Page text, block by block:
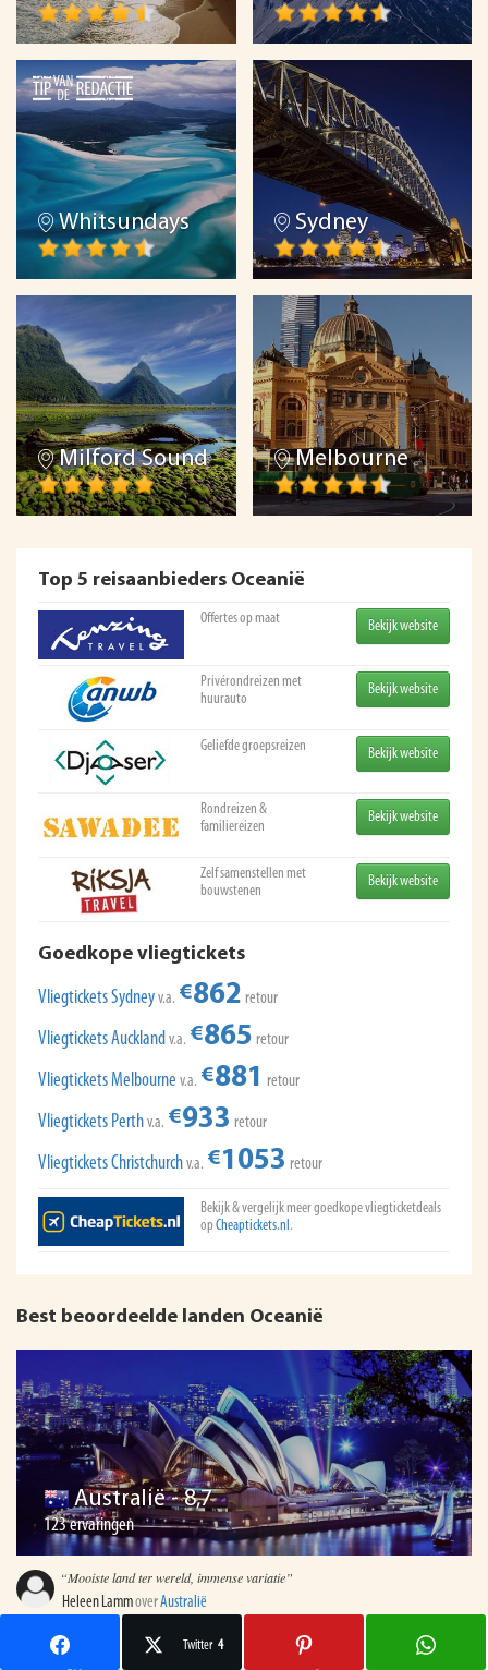
Twitter 4
Whitsundays Sydney
Milford Sound Melbourne
Top 5 reisaanbieders Oceanië
Offertes op maat Bekijk website
Privérondreizen met
huurauto
Bekijk website
Geliefde groepsreizen Bekijk website
Rondreizen &
familiereizen
Bekijk website
Zelf samenstellen met
bouwstenen
Bekijk website
Goedkope vliegtickets
Vliegtickets Sydney v.a. €862 retour
Vliegtickets Auckland v.a. €865 retour
Vliegtickets Melbourne v.a. €881 retour
Vliegtickets Perth v.a. €933 retour
Vliegtickets Christchurch v.a. €1053 retour
Bekijk & vergelijk meer goedkope vliegticketdeals
opCheaptickets.nl .
Best beoordeelde landen Oceanië
Australië- 8,7
123 ervaringen
“Mooiste land ter wereld, immense variatie”
Heleen LammoverAustralië